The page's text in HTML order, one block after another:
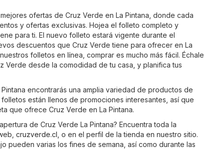
ofertas de Cruz Verde en La Pintana, donde cada
y ofertas exclusivas. Hojea el folleto completo y
para ti. El nuevo folleto estará vigente durante el
descuentos que Cruz Verde tiene para ofrecer en La
folletos en línea, comprar es mucho más fácil. Échale
Verde desde la comodidad de tu casa, y planifica tus
encontrarás una amplia variedad de productos de
están llenos de promociones interesantes, así que
que ofrece Cruz Verde en La Pintana.
de Cruz Verde La Pintana? Encuentra toda la
cruzverde.cl , o en el perfil de la tienda en nuestro sitio.
pueden varias los fines de semana, así como durante las